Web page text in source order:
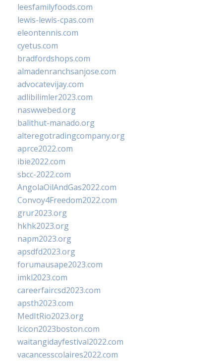
leesfamilyfoods.com
lewis-lewis-cpas.com
eleontennis.com
cyetus.com
bradfordshops.com
almadenranchsanjose.com
advocatevijay.com
adlibilimler2023.com
naswwebed.org
balithut-manado.org
alteregotradingcompany.org
aprce2022.com
ibie2022.com
sbcc-2022.com
AngolaOilAndGas2022.com
Convoy4Freedom2022.com
grur2023.org
hkhk2023.org
napm2023.org
apsdfd2023.org
forumausape2023.com
imkl2023.com
careerfaircsd2023.com
apsth2023.com
MedItRio2023.org
lcicon2023boston.com
waitangidayfestival2022.com
vacancesscolaires2022.com